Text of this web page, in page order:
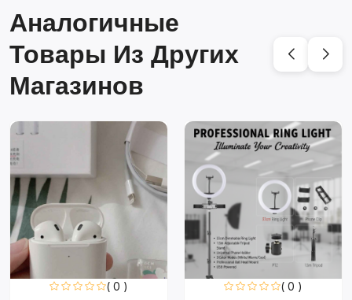
Аналогичные
Товары Из Других
Магазинов
( 0 ) ( 0 )